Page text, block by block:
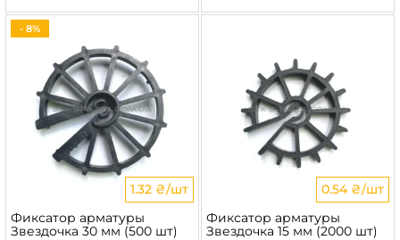
- 8%
1.32 ₴/шт
Фиксатор арматуры
Звездочка 30 мм (500 шт)
0.54 ₴/шт
Фиксатор арматуры
Звездочка 15 мм (2000 шт)